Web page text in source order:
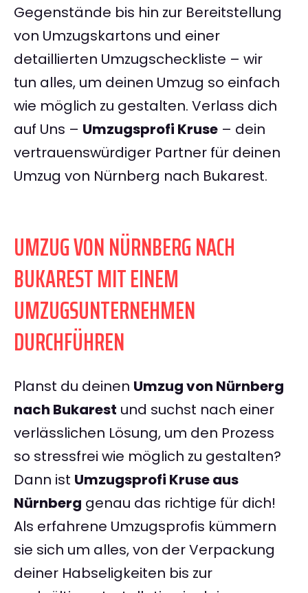
Gegenstände bis hin zur Bereitstellung
von Umzugskartons und einer
detaillierten Umzugscheckliste – wir
tun alles, um deinen Umzug so einfach
wie möglich zu gestalten. Verlass dich
auf Uns – Umzugsprofi Kruse – dein
vertrauenswürdiger Partner für deinen
Umzug von Nürnberg nach Bukarest.
UMZUG VON NÜRNBERG NACH
BUKAREST MIT EINEM
UMZUGSUNTERNEHMEN
DURCHFÜHREN
Planst du deinen Umzug von Nürnberg
nach Bukarest und suchst nach einer
verlässlichen Lösung, um den Prozess
so stressfrei wie möglich zu gestalten?
Dann ist Umzugsprofi Kruse aus
Nürnberg genau das richtige für dich!
Als erfahrene Umzugsprofis kümmern
sie sich um alles, von der Verpackung
deiner Habseligkeiten bis zur